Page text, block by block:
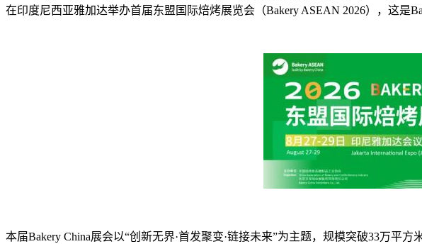
在印度尼西亚雅加达举办首届东盟国际焙烤展览会（Bakery ASEAN 2026），这是
本届Bakery China展会以“创新无界·首发聚变·链接未来”为主题，规模突破33万平